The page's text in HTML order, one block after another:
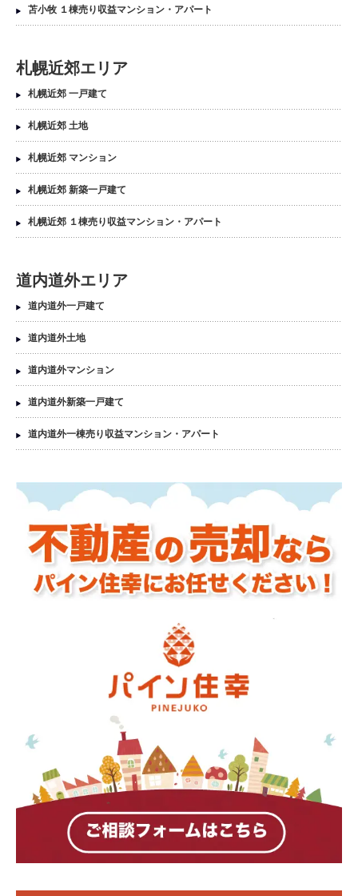
苫小牧 １棟売り収益マンション・アパート
札幌近郊エリア
札幌近郊 一戸建て
札幌近郊 土地
札幌近郊 マンション
札幌近郊 新築一戸建て
札幌近郊 １棟売り収益マンション・アパート
道内道外エリア
道内道外一戸建て
道内道外土地
道内道外マンション
道内道外新築一戸建て
道内道外一棟売り収益マンション・アパート